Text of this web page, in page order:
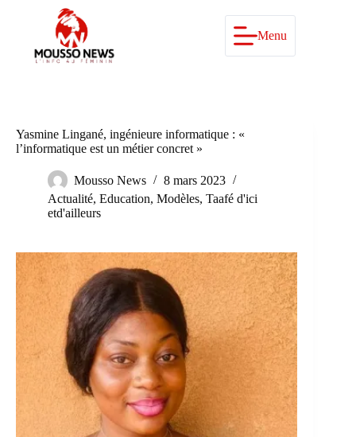
Menu
Yasmine Lingané, ingénieure informatique : «
l’informatique est un métier concret »
Mousso News
8 mars 2023
Actualité, Education, Modèles, Taafé d'ici
etd'ailleurs